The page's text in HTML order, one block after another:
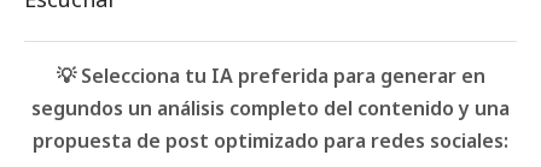
💡 Selecciona tu IA preferida para generar en
segundos un análisis completo del contenido y una
propuesta de post optimizado para redes sociales: